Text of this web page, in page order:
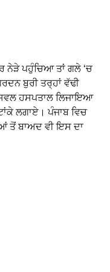
ਨੇੜੇ ਪਹੁੰਚਿਆ ਤਾਂ ਗਲੇ ‘ਚ
ਬੁਰੀ ਤਰ੍ਹਾਂ ਵੱਢੀ
ਹਸਪਤਾਲ ਲਿਜਾਇਆ
ਲਗਾਏ। ਪੰਜਾਬ ਵਿਚ
ਤੋਂ ਬਾਅਦ ਵੀ ਇਸ ਦਾ